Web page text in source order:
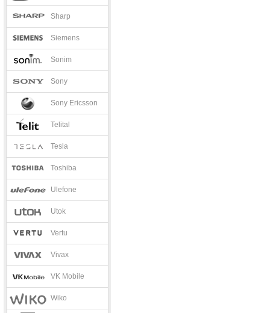
Sharp
Siemens
Sonim
Sony
Sony Ericsson
Telital
Tesla
Toshiba
Ulefone
Utok
Vertu
Vivax
VK Mobile
Wiko